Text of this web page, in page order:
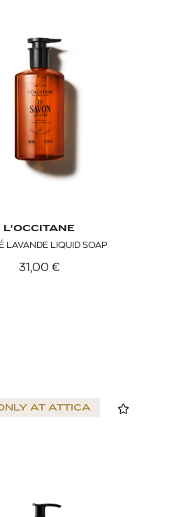
L'OCCITANE
LAVANDE LIQUID SOAP
31,00 €
AT ATTICA